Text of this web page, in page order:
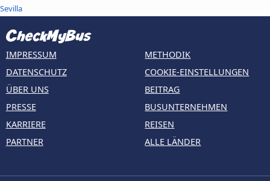
Sevilla
IMPRESSUM
DATENSCHUTZ
ÜBER UNS
PRESSE
KARRIERE
PARTNER
METHODIK
COOKIE-EINSTELLUNGEN
BEITRAG
BUSUNTERNEHMEN
REISEN
ALLE LÄNDER